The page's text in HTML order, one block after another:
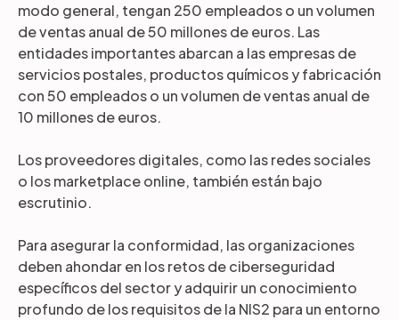
modo general, tengan 250 empleados o un volumen
de ventas anual de 50 millones de euros. Las
entidades importantes abarcan a las empresas de
servicios postales, productos químicos y fabricación
con 50 empleados o un volumen de ventas anual de
10 millones de euros.
Los proveedores digitales, como las redes sociales
o los marketplace online, también están bajo
escrutinio.
Para asegurar la conformidad, las organizaciones
deben ahondar en los retos de ciberseguridad
específicos del sector y adquirir un conocimiento
profundo de los requisitos de la NIS2 para un entorno